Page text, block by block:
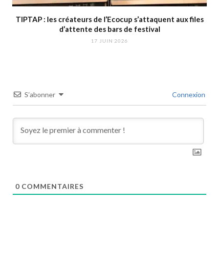
TIPTAP : les créateurs de l’Ecocup s’attaquent aux files
d’attente des bars de festival
17 JUIN 2026
S’abonner Connexion
0 COMMENTAIRES